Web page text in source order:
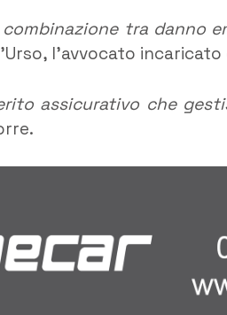
tra danno
l’avvocato
assicurativo che